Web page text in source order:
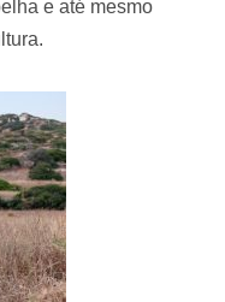
e até mesmo